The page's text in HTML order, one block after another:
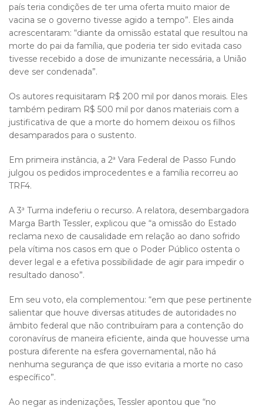
país teria condições de ter uma oferta muito maior de
vacina se o governo tivesse agido a tempo”. Eles ainda
acrescentaram: “diante da omissão estatal que resultou na
morte do pai da família, que poderia ter sido evitada caso
tivesse recebido a dose de imunizante necessária, a União
deve ser condenada”.
Os autores requisitaram R$ 200 mil por danos morais. Eles
também pediram R$ 500 mil por danos materiais com a
justificativa de que a morte do homem deixou os filhos
desamparados para o sustento.
Em primeira instância, a 2ª Vara Federal de Passo Fundo
julgou os pedidos improcedentes e a família recorreu ao
TRF4.
A 3ª Turma indeferiu o recurso. A relatora, desembargadora
Marga Barth Tessler, explicou que “a omissão do Estado
reclama nexo de causalidade em relação ao dano sofrido
pela vítima nos casos em que o Poder Público ostenta o
dever legal e a efetiva possibilidade de agir para impedir o
resultado danoso”.
Em seu voto, ela complementou: “em que pese pertinente
salientar que houve diversas atitudes de autoridades no
âmbito federal que não contribuíram para a contenção do
coronavírus de maneira eficiente, ainda que houvesse uma
postura diferente na esfera governamental, não há
nenhuma segurança de que isso evitaria a morte no caso
específico”.
Ao negar as indenizações, Tessler apontou que “no